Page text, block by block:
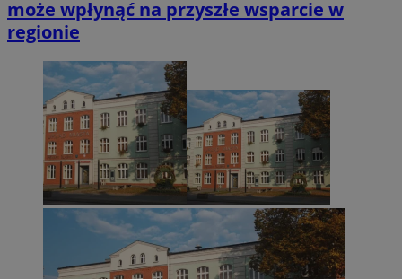
może wpłynąć na przyszłe wsparcie w
regionie